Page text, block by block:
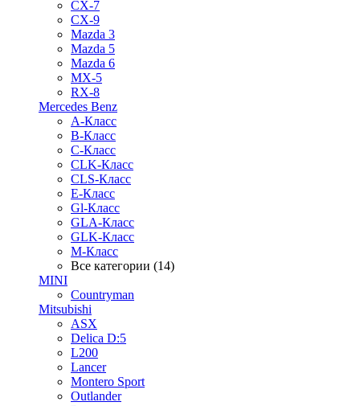
CX-7
CX-9
Mazda 3
Mazda 5
Mazda 6
MX-5
RX-8
Mercedes Benz
A-Класс
B-Класс
C-Класс
CLK-Класс
CLS-Класс
E-Класс
Gl-Класс
GLA-Класс
GLK-Класс
M-Класс
Все категории (14)
MINI
Countryman
Mitsubishi
ASX
Delica D:5
L200
Lancer
Montero Sport
Outlander